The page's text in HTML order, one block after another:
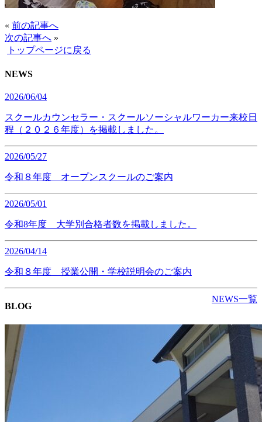
« 前の記事へ
次の記事へ »
トップページに戻る
NEWS
2026/06/04
スクールカウンセラー・スクールソーシャルワーカー来校日
程（２０２６年度）を掲載しました。
2026/05/27
令和８年度 オープンスクールのご案内
2026/05/01
令和8年度 大学別合格者数を掲載しました。
2026/04/14
令和８年度 授業公開・学校説明会のご案内
NEWS一覧
BLOG